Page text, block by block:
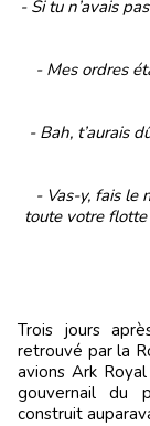
- Si tu n’avais
- Mes ordres
- Bah, t’aurais
- Vas-y, fais le
toute votre
Trois jours après avoir coulé le Hood, le Bismarck fut
retrouvé par la
avions Ark
gouvernail du
construit